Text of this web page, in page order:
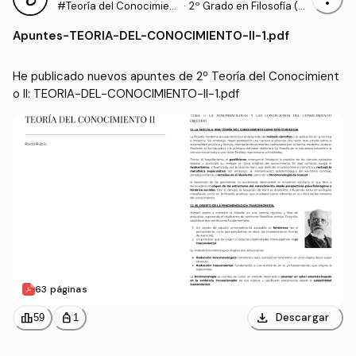
#Teoría del Conocimient
· 2º Grado en Filosofía (U
Apuntes-TEORIA-DEL-CONOCIMIENTO-II-1.pdf
He publicado nuevos apuntes de 2º Teoría del Conocimient
o II: TEORIA-DEL-CONOCIMIENTO-II-1.pdf
63 páginas
leaderboard59 personal_bag 1 download Descargar